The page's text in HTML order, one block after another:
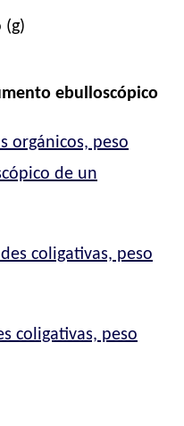
(g)
ebulloscópico
orgánicos, peso
de un
coligativas, peso
coligativas, peso